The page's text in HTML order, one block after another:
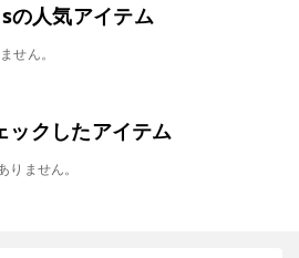
の人気アイテム
せん。
ックしたアイテム
ません。